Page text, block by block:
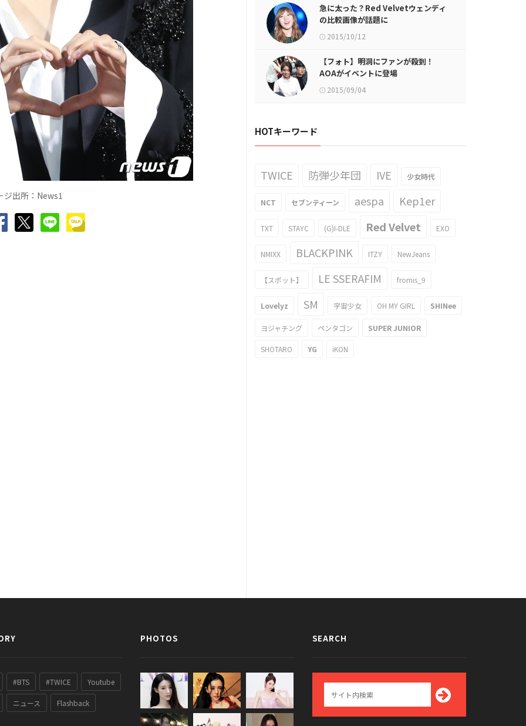
出所：News1
急に太った？Red Velvetウェンディ
の比較画像が話題に
2015/10/12
【フォト】明洞にファンが殺到！
AOAがイベントに登場
2015/09/04
HOTキーワード
TWICE 防弾少年団 IVE 少女時代
NCT セブンティーン aespa Kep1er
TXT STAYC (G)I-DLE Red Velvet EXO
NMIXX BLACKPINK ITZY NewJeans
【スポット】 LE SSERAFIM fromis_9
Lovelyz SM 宇宙少女 OH MY GIRL SHINee
ヨジャチング ペンタゴン SUPER JUNIOR
SHOTARO YG iKON
#BTS #TWICE Youtube
ニュース Flashback
PHOTOS SEARCH